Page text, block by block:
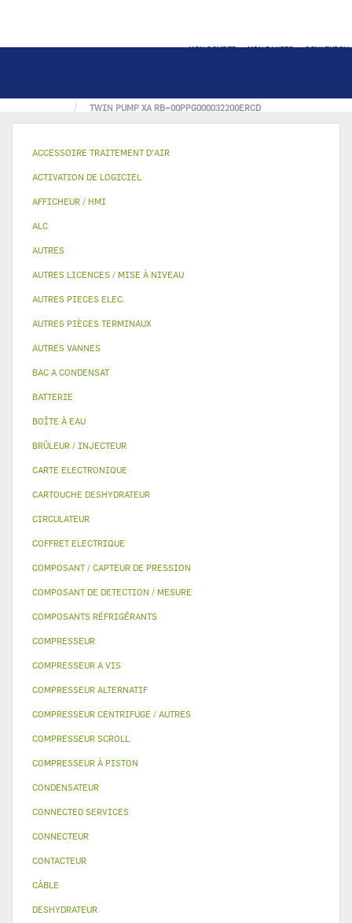
MON COMPTE MON PANIER CONNEXION
TWIN PUMP XA RB=00PPG000032200ERCD
ACCESSOIRE TRAITEMENT D’AIR
ACTIVATION DE LOGICIEL
AFFICHEUR / HMI
ALC
AUTRES
AUTRES LICENCES / MISE À NIVEAU
AUTRES PIECES ELEC.
AUTRES PIÈCES TERMINAUX
AUTRES VANNES
BAC A CONDENSAT
BATTERIE
BOÎTE À EAU
BRÛLEUR / INJECTEUR
CARTE ELECTRONIQUE
CARTOUCHE DESHYDRATEUR
CIRCULATEUR
COFFRET ELECTRIQUE
COMPOSANT / CAPTEUR DE PRESSION
COMPOSANT DE DETECTION / MESURE
COMPOSANTS RÉFRIGÉRANTS
COMPRESSEUR
COMPRESSEUR A VIS
COMPRESSEUR ALTERNATIF
COMPRESSEUR CENTRIFUGE / AUTRES
COMPRESSEUR SCROLL
COMPRESSEUR À PISTON
CONDENSATEUR
CONNECTED SERVICES
CONNECTEUR
CONTACTEUR
CÂBLE
DESHYDRATEUR